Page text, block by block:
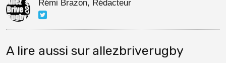
Rémi Brazon, Rédacteur
A lire aussi sur allezbriverugby